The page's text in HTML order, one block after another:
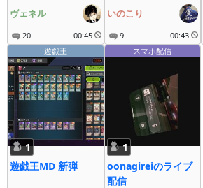
ヴェネル
20 00:45
いのこり
9 00:43
遊戯王
1
遊戯王MD 新弾
スマホ配信
1
oonagireiのライブ
配信